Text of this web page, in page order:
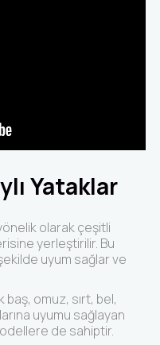
Yataklar
olarak çeşitli
yerleştirilir. Bu
uyum sağlar ve
omuz, sırt, bel,
uyumu sağlayan
de sahiptir.